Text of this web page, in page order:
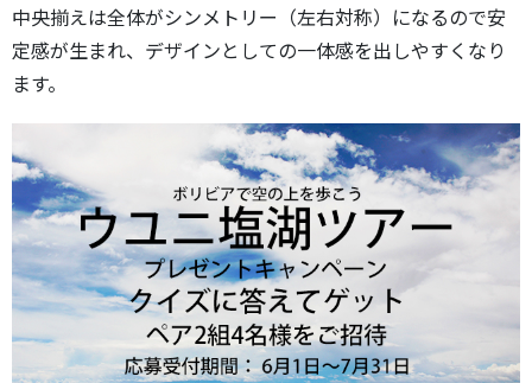
中央揃えは全体がシンメトリー（左右対称）になるので安
定感が生まれ、デザインとしての一体感を出しやすくなり
ます。